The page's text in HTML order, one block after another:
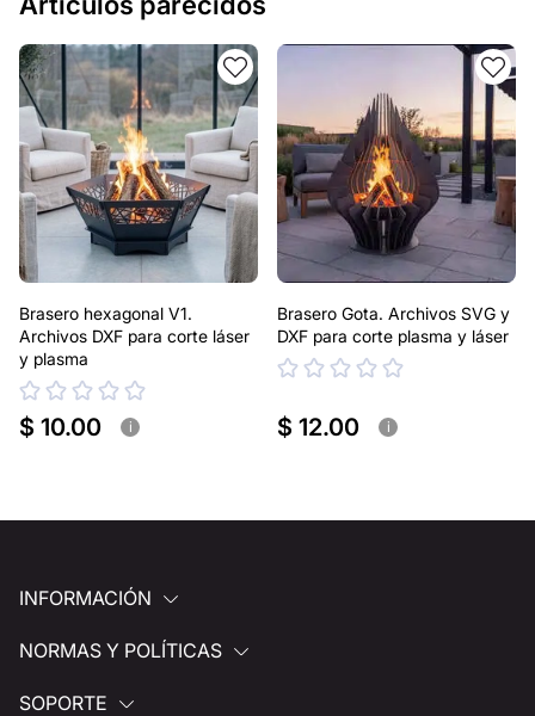
Brasero hexagonal V1.
Archivos DXF para corte láser
y plasma
$ 10.00 i
Brasero Gota. Archivos SVG y
DXF para corte plasma y láser
$ 12.00 i
INFORMACIÓN
NORMAS Y POLÍTICAS
SOPORTE